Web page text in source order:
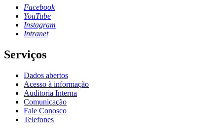
Facebook
YouTube
Instagram
Intranet
Serviços
Dados abertos
Acesso à informação
Auditoria Interna
Comunicação
Fale Conosco
Telefones